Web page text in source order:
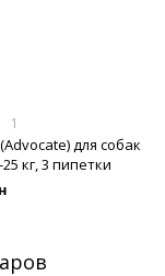
1
для собак
кг, 3 пипетки